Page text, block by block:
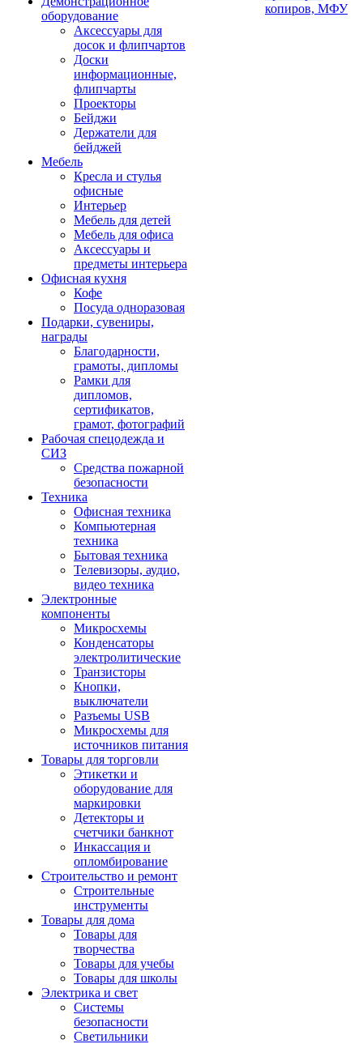
оборудование
Аксессуары для
досок и флипчартов
Доски
информационные,
флипчарты
Проекторы
Бейджи
Держатели для
бейджей
Мебель
Кресла и стулья
офисные
Интерьер
Мебель для детей
Мебель для офиса
Аксессуары и
предметы интерьера
Офисная кухня
Кофе
Посуда одноразовая
Подарки, сувениры,
награды
Благодарности,
грамоты, дипломы
Рамки для
дипломов,
сертификатов,
грамот, фотографий
Рабочая спецодежда и
СИЗ
Средства пожарной
безопасности
Техника
Офисная техника
Компьютерная
техника
Бытовая техника
Телевизоры, аудио,
видео техника
Электронные
компоненты
Микросхемы
Конденсаторы
электролитические
Транзисторы
Кнопки,
выключатели
Разъемы USB
Микросхемы для
источников питания
Товары для торговли
Этикетки и
оборудование для
маркировки
Детекторы и
счетчики банкнот
Инкассация и
опломбирование
Строительство и ремонт
Строительные
инструменты
Товары для дома
Товары для
творчества
Товары для учебы
Товары для школы
Электрика и свет
Системы
безопасности
Светильники
копиров, МФУ